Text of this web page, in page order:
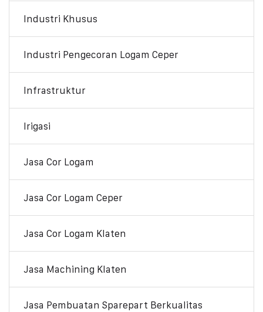
Industri Khusus
Industri Pengecoran Logam Ceper
Infrastruktur
Irigasi
Jasa Cor Logam
Jasa Cor Logam Ceper
Jasa Cor Logam Klaten
Jasa Machining Klaten
Jasa Pembuatan Sparepart Berkualitas